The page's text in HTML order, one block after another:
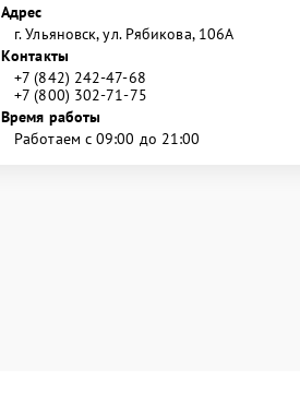
Адрес
г. Ульяновск, ул. Рябикова, 106А
Контакты
+7 (842) 242-47-68
+7 (800) 302-71-75
Время работы
Работаем с 09:00 до 21:00